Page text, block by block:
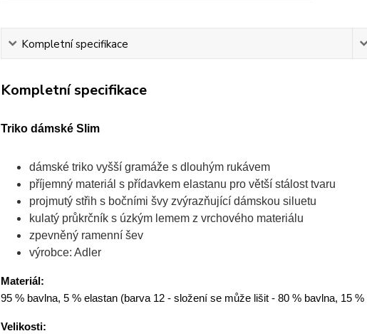
Kompletní specifikace
Kompletní specifikace
Triko dámské Slim
dámské triko vyšší gramáže s dlouhým rukávem
příjemný materiál s přídavkem elastanu pro větší stálost tvaru
projmutý střih s bočními švy zvýrazňující dámskou siluetu
kulatý průkrčník s úzkým lemem z vrchového materiálu
zpevněný ramenní šev
výrobce: Adler
Materiál:
95 % bavlna, 5 % elastan (barva 12 - složení se může lišit - 80 % bavlna, 15
Velikosti: